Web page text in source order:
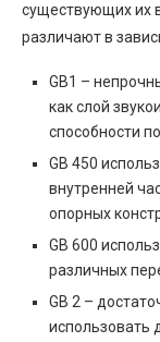
существующих их
различают в
GB1 –
как слой
способности
GB 450
внутренней
опорных
GB 600
различных
GB 2 –
использовать